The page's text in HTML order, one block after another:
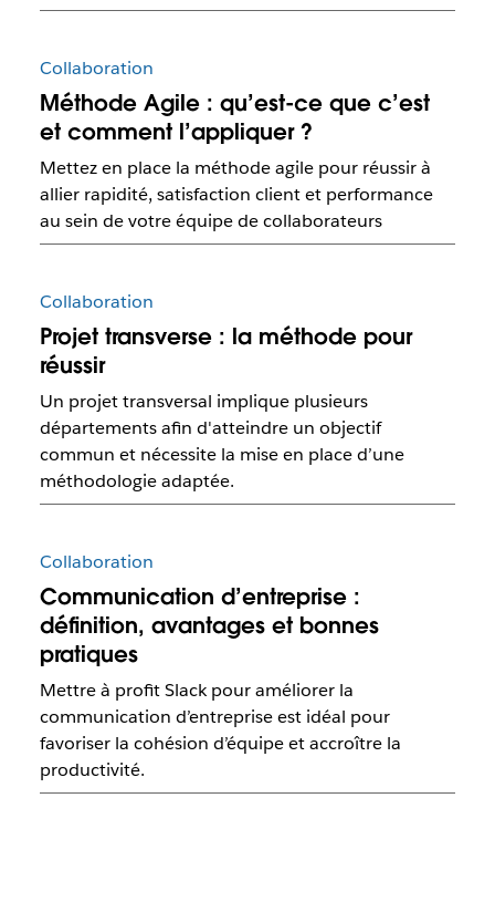
Collaboration
Méthode Agile : qu’est-ce que c’est
et comment l’appliquer ?
Mettez en place la méthode agile pour réussir à
allier rapidité, satisfaction client et performance
au sein de votre équipe de collaborateurs
Collaboration
Projet transverse : la méthode pour
réussir
Un projet transversal implique plusieurs
départements afin d'atteindre un objectif
commun et nécessite la mise en place d’une
méthodologie adaptée.
Collaboration
Communication d’entreprise :
définition, avantages et bonnes
pratiques
Mettre à profit Slack pour améliorer la
communication d’entreprise est idéal pour
favoriser la cohésion d’équipe et accroître la
productivité.